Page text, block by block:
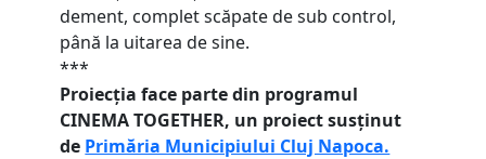
dement, complet scăpate de sub control,
până la uitarea de sine.
***
Proiecția face parte din programul
CINEMA TOGETHER, un proiect susținut
de Primăria Municipiului Cluj Napoca.